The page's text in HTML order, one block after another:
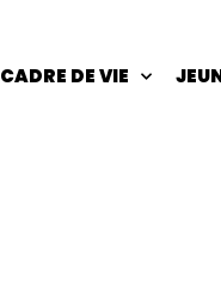
CADRE DE VIE